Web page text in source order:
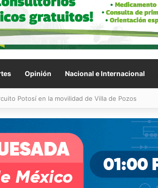
Opinión Nacional e Internacional
y de pastizales